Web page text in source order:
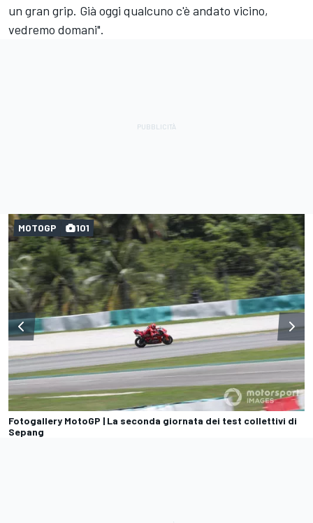
un gran grip. Già oggi qualcuno c'è andato vicino,
vedremo domani".
Fotogallery MotoGP | La seconda giornata dei test collettivi di
Sepang
MOTOGP 101